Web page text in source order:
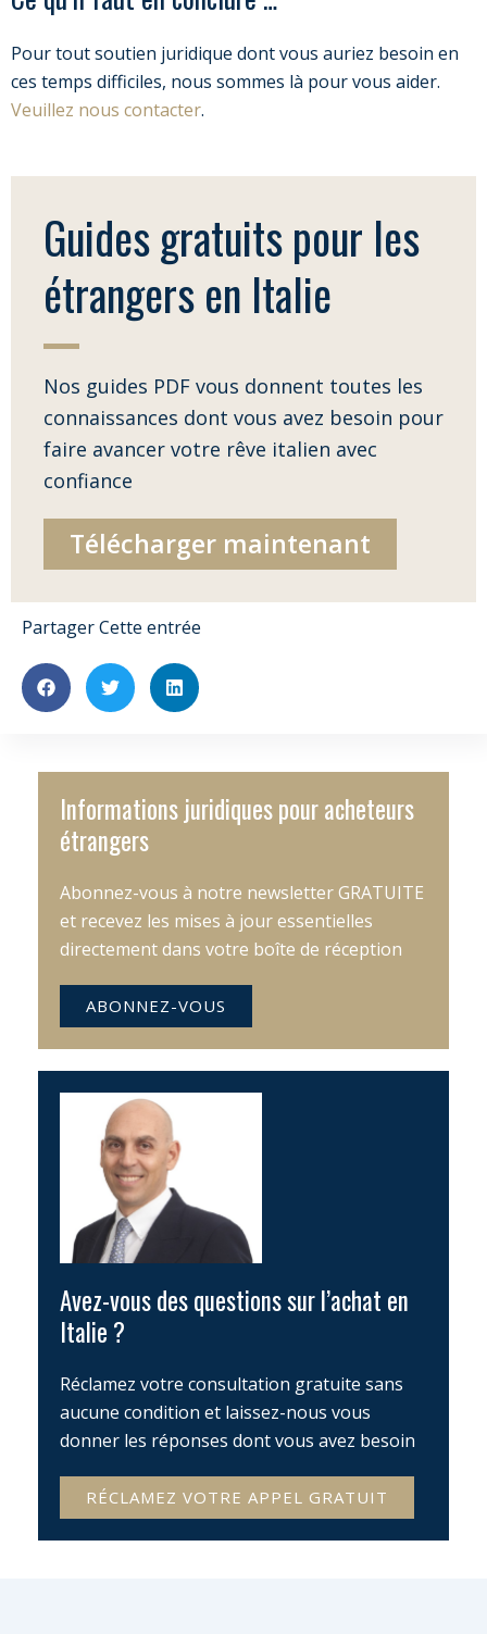
Pour tout soutien juridique dont vous auriez besoin en
ces temps difficiles, nous sommes là pour vous aider.
Veuillez nous contacter.
Guides gratuits pour les
étrangers en Italie
Nos guides PDF vous donnent toutes les
connaissances dont vous avez besoin pour
faire avancer votre rêve italien avec
confiance
Télécharger maintenant
Partager Cette entrée
Informations juridiques pour acheteurs
étrangers
Abonnez-vous à notre newsletter GRATUITE
et recevez les mises à jour essentielles
directement dans votre boîte de réception
ABONNEZ-VOUS
Avez-vous des questions sur l’achat en
Italie ?
Réclamez votre consultation gratuite sans
aucune condition et laissez-nous vous
donner les réponses dont vous avez besoin
RÉCLAMEZ VOTRE APPEL GRATUIT